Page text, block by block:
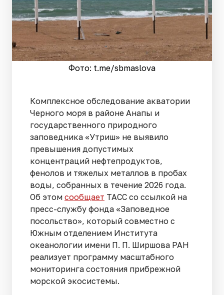
Фото: t.me/sbmaslova
Комплексное обследование акватории
Черного моря в районе Анапы и
государственного природного
заповедника «Утриш» не выявило
превышения допустимых
концентраций нефтепродуктов,
фенолов и тяжелых металлов в пробах
воды, собранных в течение 2026 года.
Об этом сообщает ТАСС со ссылкой на
пресс-службу фонда «Заповедное
посольство», который совместно с
Южным отделением Института
океанологии имени П. П. Ширшова РАН
реализует программу масштабного
мониторинга состояния прибрежной
морской экосистемы.